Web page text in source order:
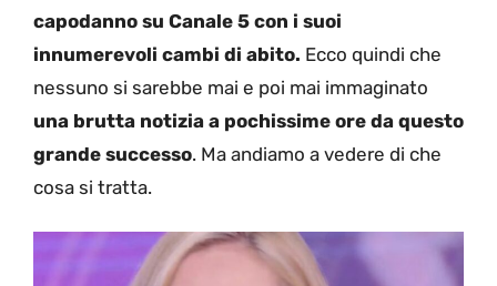
capodanno su Canale 5 con i suoi
innumerevoli cambi di abito. Ecco quindi che
nessuno si sarebbe mai e poi mai immaginato
una brutta notizia a pochissime ore da questo
grande successo. Ma andiamo a vedere di che
cosa si tratta.